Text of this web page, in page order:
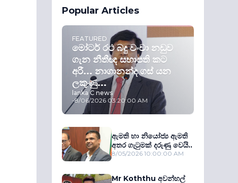
Popular Articles
FEATURED
මෝටර් රථ බදු වංචා නඩුව
ගැන නීතීඥ සභාපති කට
අරී... නාගානන්ද ගස් යන
ලකුණු...
lanka C news
-8/06/2026 03:20:00 AM
ඇමති හා නියෝජ්‍ය ඇමති
අතර ගැටුමක් දරුණු වෙයි..
8/05/2026 10:00:00 AM
Mr Koththu අවන්හල්